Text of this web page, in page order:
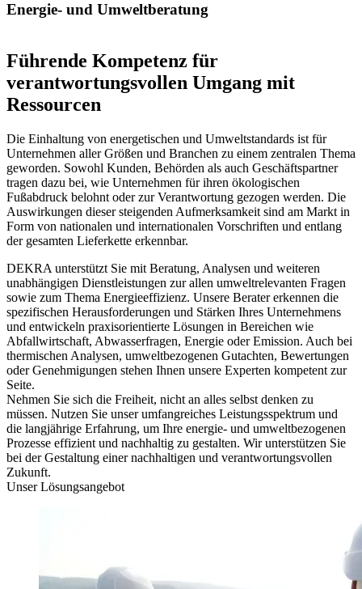
Energie- und Umweltberatung
Führende Kompetenz für
verantwortungsvollen Umgang mit
Ressourcen
Die Einhaltung von energetischen und Umweltstandards ist für
Unternehmen aller Größen und Branchen zu einem zentralen Thema
geworden. Sowohl Kunden, Behörden als auch Geschäftspartner
tragen dazu bei, wie Unternehmen für ihren ökologischen
Fußabdruck belohnt oder zur Verantwortung gezogen werden. Die
Auswirkungen dieser steigenden Aufmerksamkeit sind am Markt in
Form von nationalen und internationalen Vorschriften und entlang
der gesamten Lieferkette erkennbar.
DEKRA unterstützt Sie mit Beratung, Analysen und weiteren
unabhängigen Dienstleistungen zur allen umweltrelevanten Fragen
sowie zum Thema Energieeffizienz. Unsere Berater erkennen die
spezifischen Herausforderungen und Stärken Ihres Unternehmens
und entwickeln praxisorientierte Lösungen in Bereichen wie
Abfallwirtschaft, Abwasserfragen, Energie oder Emission. Auch bei
thermischen Analysen, umweltbezogenen Gutachten, Bewertungen
oder Genehmigungen stehen Ihnen unsere Experten kompetent zur
Seite.
Nehmen Sie sich die Freiheit, nicht an alles selbst denken zu
müssen. Nutzen Sie unser umfangreiches Leistungsspektrum und
die langjährige Erfahrung, um Ihre energie- und umweltbezogenen
Prozesse effizient und nachhaltig zu gestalten. Wir unterstützen Sie
bei der Gestaltung einer nachhaltigen und verantwortungsvollen
Zukunft.
Unser Lösungsangebot